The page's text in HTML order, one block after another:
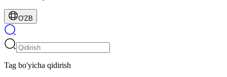
O'ZB
Tag bo'yicha qidirish